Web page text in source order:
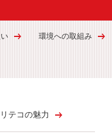
環境への取組み
テコの魅力